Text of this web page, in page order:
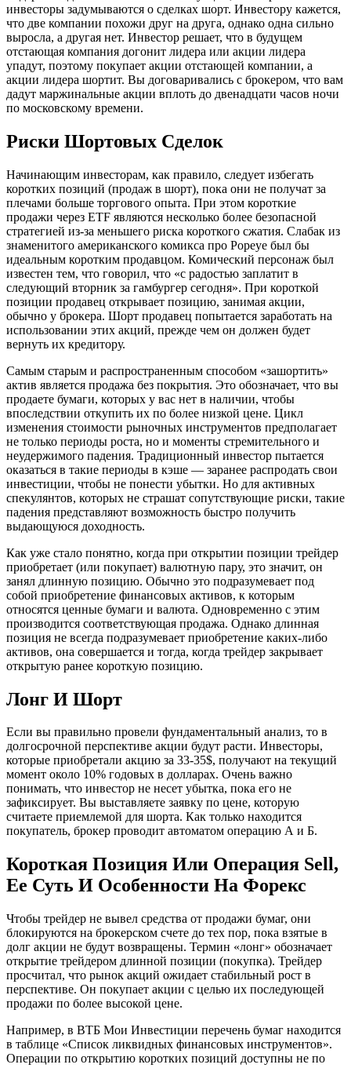
инвесторы задумываются о сделках шорт. Инвестору кажется,
что две компании похожи друг на друга, однако одна сильно
выросла, а другая нет. Инвестор решает, что в будущем
отстающая компания догонит лидера или акции лидера
упадут, поэтому покупает акции отстающей компании, а
акции лидера шортит. Вы договаривались с брокером, что вам
дадут маржинальные акции вплоть до двенадцати часов ночи
по московскому времени.
Риски Шортовых Сделок
Начинающим инвесторам, как правило, следует избегать
коротких позиций (продаж в шорт), пока они не получат за
плечами больше торгового опыта. При этом короткие
продажи через ETF являются несколько более безопасной
стратегией из-за меньшего риска короткого сжатия. Слабак из
знаменитого американского комикса про Popeye был бы
идеальным коротким продавцом. Комический персонаж был
известен тем, что говорил, что «с радостью заплатит в
следующий вторник за гамбургер сегодня». При короткой
позиции продавец открывает позицию, занимая акции,
обычно у брокера. Шорт продавец попытается заработать на
использовании этих акций, прежде чем он должен будет
вернуть их кредитору.
Самым старым и распространенным способом «зашортить»
актив является продажа без покрытия. Это обозначает, что вы
продаете бумаги, которых у вас нет в наличии, чтобы
впоследствии откупить их по более низкой цене. Цикл
изменения стоимости рыночных инструментов предполагает
не только периоды роста, но и моменты стремительного и
неудержимого падения. Традиционный инвестор пытается
оказаться в такие периоды в кэше — заранее распродать свои
инвестиции, чтобы не понести убытки. Но для активных
спекулянтов, которых не страшат сопутствующие риски, такие
падения представляют возможность быстро получить
выдающуюся доходность.
Как уже стало понятно, когда при открытии позиции трейдер
приобретает (или покупает) валютную пару, это значит, он
занял длинную позицию. Обычно это подразумевает под
собой приобретение финансовых активов, к которым
относятся ценные бумаги и валюта. Одновременно с этим
производится соответствующая продажа. Однако длинная
позиция не всегда подразумевает приобретение каких-либо
активов, она совершается и тогда, когда трейдер закрывает
открытую ранее короткую позицию.
Лонг И Шорт
Если вы правильно провели фундаментальный анализ, то в
долгосрочной перспективе акции будут расти. Инвесторы,
которые приобретали акцию за 33-35$, получают на текущий
момент около 10% годовых в долларах. Очень важно
понимать, что инвестор не несет убытка, пока его не
зафиксирует. Вы выставляете заявку по цене, которую
считаете приемлемой для шорта. Как только находится
покупатель, брокер проводит автоматом операцию А и Б.
Короткая Позиция Или Операция Sell,
Ее Суть И Особенности На Форекс
Чтобы трейдер не вывел средства от продажи бумаг, они
блокируются на брокерском счете до тех пор, пока взятые в
долг акции не будут возвращены. Термин «лонг» обозначает
открытие трейдером длинной позиции (покупка). Трейдер
просчитал, что рынок акций ожидает стабильный рост в
перспективе. Он покупает акции с целью их последующей
продажи по более высокой цене.
Например, в ВТБ Мои Инвестиции перечень бумаг находится
в таблице «Список ликвидных финансовых инструментов».
Операции по открытию коротких позиций доступны не по